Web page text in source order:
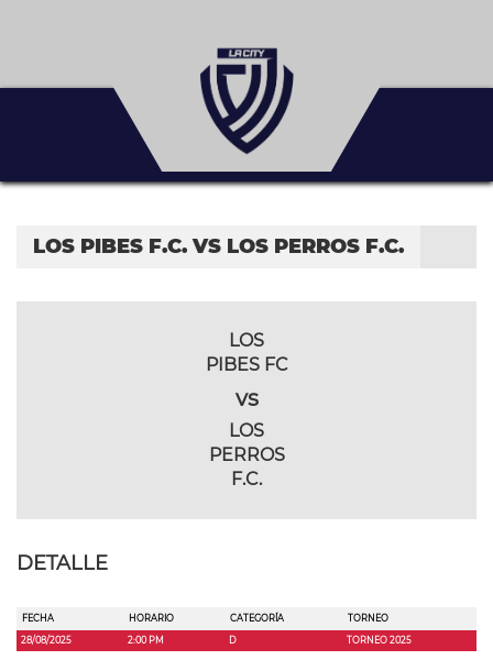
LOS PIBES F.C. VS LOS PERROS F.C.
LOS
PIBES FC
vs
LOS
PERROS
F.C.
DETALLE
FECHA HORARIO CATEGORÍA
TORNEO
28/08/2025
2:00 PM D TORNEO 2025